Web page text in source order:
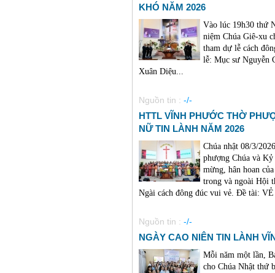
KHÓ NĂM 2026
Vào lúc 19h30 thứ
niệm Chúa Giê-xu
tham dự lễ cách
lễ: Mục sư Nguyễn
Xuân Diệu...
Nguồn tin : -/-
HTTL VĨNH PHƯỚC THỜ
NỮ TIN LÀNH NĂM 2026
Chúa nhật 08/3/
phượng Chúa và
mừng, hân hoan
trong và ngoài Hội
Ngài cách đông đúc vui vẻ. Đề tài:
Nguồn tin : -/-
NGÀY CAO NIÊN TIN LÀNH
Mỗi năm một lần,
cho Chúa Nhật thứ